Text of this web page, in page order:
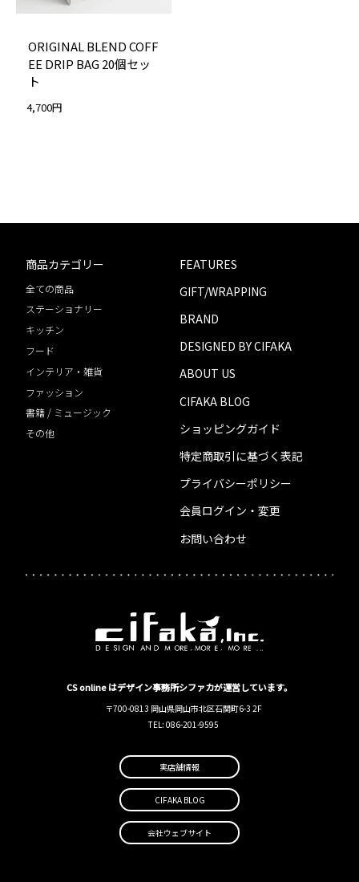
ORIGINAL BLEND COFF
EE DRIP BAG 20個セッ
ト
4,700円
商品カテゴリー
全ての商品
ステーショナリー
キッチン
フード
インテリア・雑貨
ファッション
書籍 / ミュージック
その他
FEATURES
GIFT/WRAPPING
BRAND
DESIGNED BY CIFAKA
ABOUT US
CIFAKA BLOG
ショッピングガイド
特定商取引に基づく表記
プライバシーポリシー
会員ログイン・変更
お問い合わせ
CS online はデザイン事務所シファカが運営しています。
〒700-0813 岡山県岡山市北区石関町6-3 2F
TEL: 086-201-9595
実店舗情報
CIFAKA BLOG
会社ウェブサイト